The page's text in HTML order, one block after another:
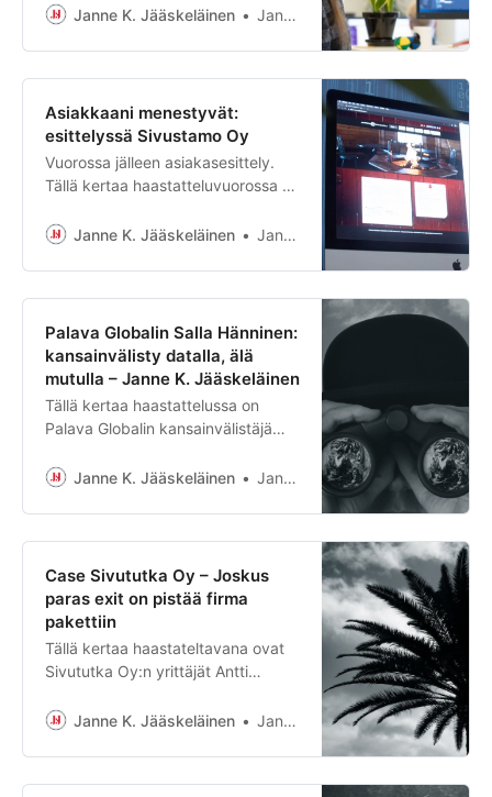
Tuhoeläinhallinta Deleconista. Tällä
Digimediatoimisto Duden
Teknologiajohtaja Roni
Laukkarinen. Mikä ongelma sinulla
oli, kun tilasit Tulostulva®
Taskuhallituksen? Meillä…
Janne K. Jääskeläinen Janne K. Jääskeläinen
Asiakkaani menestyvät:
esittelyssä Sivustamo Oy
Vuorossa jälleen asiakasesittely.
Tällä kertaa haastatteluvuorossa on
toimitusjohtaja Arttu Arojoki.
100%:sti omistamani yritys ja olin
pidempään miettinyt, että saisinko
lisähyötyä ulkopuolisesta
hallituksesta. Monesti on tullut
vastaan…
Janne K. Jääskeläinen Janne K. Jääskeläinen
Palava Globalin Salla Hänninen:
kansainvälisty datalla, älä
mutulla – Janne K. Jääskeläinen
Tällä kertaa haastattelussa on
Palava Globalin kansainvälistäjä
ehdotuksia
koska tiedän,
Janne K. Jääskeläinen Janne K. Jääskeläinen
Case Sivututka Oy – Joskus
paras exit on pistää firma
pakettiin
Tällä kertaa haastateltavana ovat
Sivututka Oy:n yrittäjät Antti
Sivututka Oy oli Tulostulva®
vuodesta 2021. Yritys lopettaa
toimintansa 2022 lopussa ja
Janne K. Jääskeläinen Janne K. Jääskeläinen